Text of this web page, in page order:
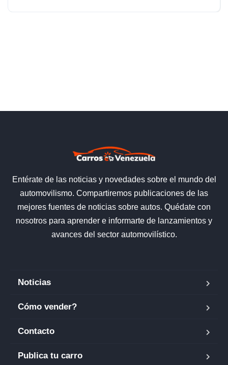
Entérate de las noticias y novedades sobre el mundo del
automovilismo. Compartiremos publicaciones de las
mejores fuentes de noticias sobre autos. Quédate con
nosotros para aprender e informarte de lanzamientos y
avances del sector automovilístico.
Noticias
Cómo vender?
Contacto
Publica tu carro